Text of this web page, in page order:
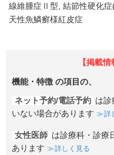
線維腫症Ⅱ型 結節性硬化
天性魚鱗癬様紅皮症
【掲載
機能・特徴 の項目の、
ネット予約/電話予約 は診
いない場合があります
詳
女性医師 は診療科・診療
あります
詳しく見る